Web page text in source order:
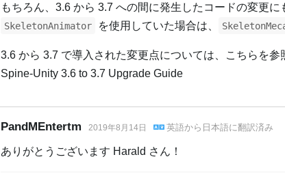
もちろん、3.6 から 3.7 への間に発生したコードの変更
SkeletonAnimator を使用していた場合は、
3.6 から 3.7 で導入された変更点については、こちらを参
Spine-Unity 3.6 to 3.7 Upgrade Guide
PandMEntertm 2019年8月14日 英語から 日本語に翻訳済み
ありがとうございます Harald さん！